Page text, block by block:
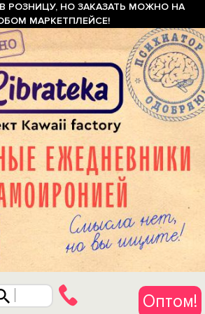
РОЗНИЦУ, НО ЗАКАЗАТЬ МОЖНО НА
МАРКЕТПЛЕЙСЕ!
Оптом!